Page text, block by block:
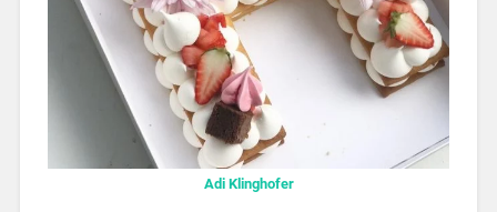
Adi Klinghofer